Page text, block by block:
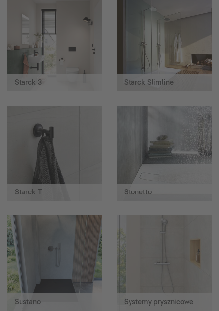
Starck 3 Starck Slimline
Starck T Stonetto
Sustano Systemy prysznicowe